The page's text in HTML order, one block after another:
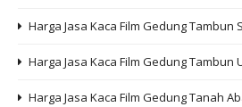
Harga Jasa Kaca Film Gedung
Harga Jasa Kaca Film Gedung
Harga Jasa Kaca Film Gedung Tanah